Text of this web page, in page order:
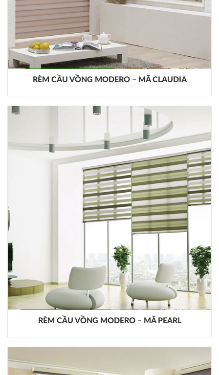
RÈM CẦU VỒNG MODERO – MÃ CLAUDIA
RÈM CẦU VỒNG MODERO – MÃ PEARL